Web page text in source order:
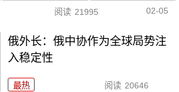
阅读 21995 02-05
俄外长：俄中协作为全球局势注
入稳定性
最热 阅读 20646